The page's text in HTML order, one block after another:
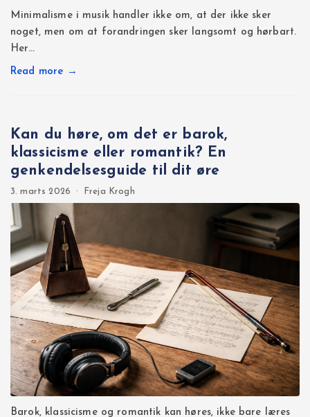
Minimalisme i musik handler ikke om, at der ikke sker
noget, men om at forandringen sker langsomt og hørbart.
Her…
Read more →
Kan du høre, om det er barok,
klassicisme eller romantik? En
genkendelsesguide til dit øre
3. marts 2026 · Freja Krogh
Barok, klassicisme og romantik kan høres, ikke bare læres